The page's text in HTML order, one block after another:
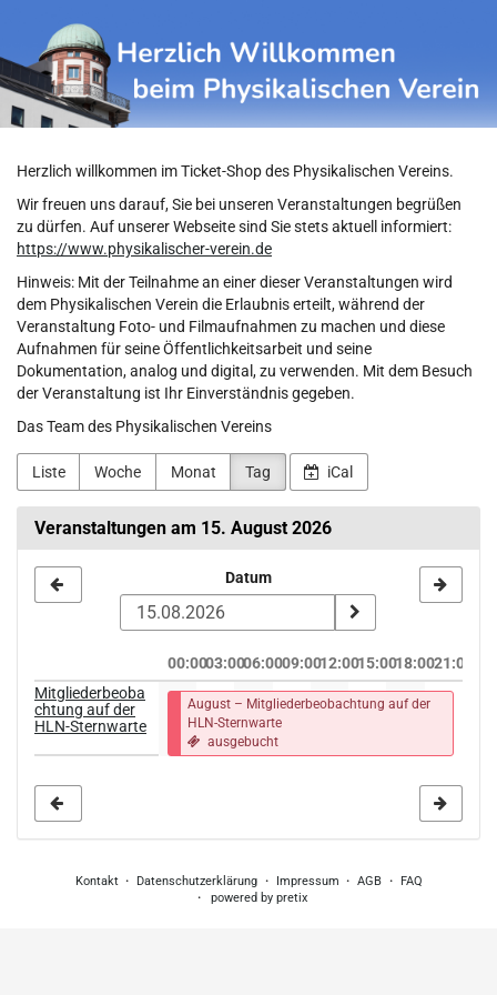
Haupt-
Inhalt
springen
Physikalischer
Verein
Herzlich willkommen im Ticket-Shop des Physikalischen Vereins.
Wir freuen uns darauf, Sie bei unseren Veranstaltungen begrüßen
zu dürfen. Auf unserer Webseite sind Sie stets aktuell informiert:
https://www.physikalischer-verein.de
Hinweis: Mit der Teilnahme an einer dieser Veranstaltungen wird
dem Physikalischen Verein die Erlaubnis erteilt, während der
Veranstaltung Foto- und Filmaufnahmen zu machen und diese
Aufnahmen für seine Öffentlichkeitsarbeit und seine
Dokumentation, analog und digital, zu verwenden. Mit dem Besuch
der Veranstaltung ist Ihr Einverständnis gegeben.
Das Team des Physikalischen Vereins
Liste Woche Monat Tag iCal
Veranstaltungen am 15. August 2026
zur
auswählen
Datum
00:0003:0006:0009:0012:0015:0018:0021:00
Mitgliederbeoba
chtung auf der
HLN-Sternwarte
August – Mitgliederbeobachtung auf der
HLN-Sternwarte
ausgebucht
Kontakt Datenschutzerklärung Impressum AGB
FAQ
powered by pretix